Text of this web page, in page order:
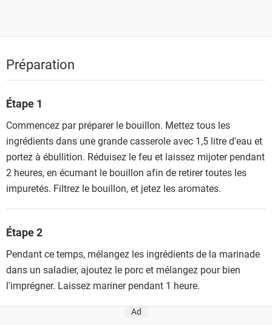
Préparation
Étape 1
Commencez par préparer le bouillon. Mettez tous les
ingrédients dans une grande casserole avec 1,5 litre d'eau et
portez à ébullition. Réduisez le feu et laissez mijoter pendant
2 heures, en écumant le bouillon afin de retirer toutes les
impuretés. Filtrez le bouillon, et jetez les aromates.
Étape 2
Pendant ce temps, mélangez les ingrédients de la marinade
dans un saladier, ajoutez le porc et mélangez pour bien
l'imprégner. Laissez mariner pendant 1 heure.
Ad